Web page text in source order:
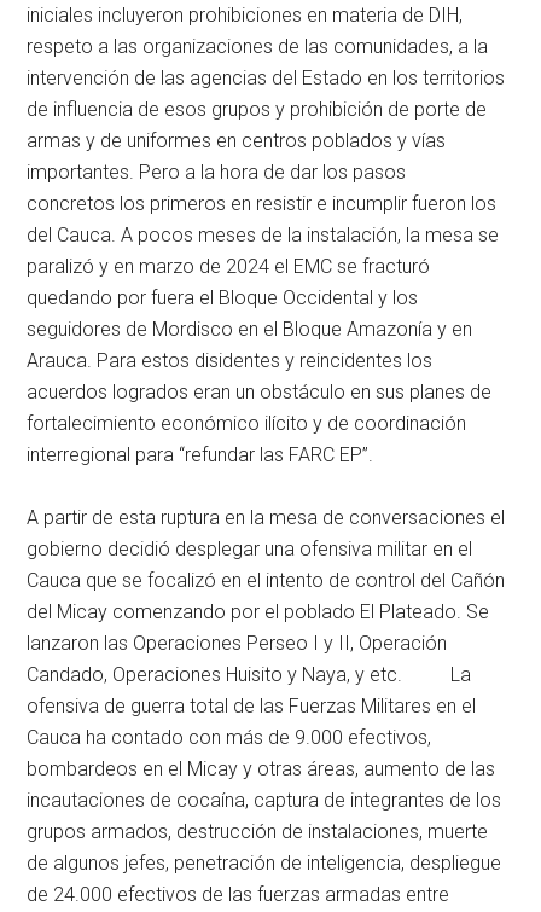
iniciales incluyeron prohibiciones en materia de DIH,
respeto a las organizaciones de las comunidades, a la
intervención de las agencias del Estado en los territorios
de influencia de esos grupos y prohibición de porte de
armas y de uniformes en centros poblados y vías
importantes. Pero a la hora de dar los pasos
concretos los primeros en resistir e incumplir fueron los
del Cauca. A pocos meses de la instalación, la mesa se
paralizó y en marzo de 2024 el EMC se fracturó
quedando por fuera el Bloque Occidental y los
seguidores de Mordisco en el Bloque Amazonía y en
Arauca. Para estos disidentes y reincidentes los
acuerdos logrados eran un obstáculo en sus planes de
fortalecimiento económico ilícito y de coordinación
interregional para “refundar las FARC EP”.
A partir de esta ruptura en la mesa de conversaciones el
gobierno decidió desplegar una ofensiva militar en el
Cauca que se focalizó en el intento de control del Cañón
del Micay comenzando por el poblado El Plateado. Se
lanzaron las Operaciones Perseo I y II, Operación
Candado, Operaciones Huisito y Naya, y etc. La
ofensiva de guerra total de las Fuerzas Militares en el
Cauca ha contado con más de 9.000 efectivos,
bombardeos en el Micay y otras áreas, aumento de las
incautaciones de cocaína, captura de integrantes de los
grupos armados, destrucción de instalaciones, muerte
de algunos jefes, penetración de inteligencia, despliegue
de 24.000 efectivos de las fuerzas armadas entre